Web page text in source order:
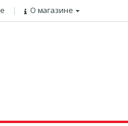
О магазине